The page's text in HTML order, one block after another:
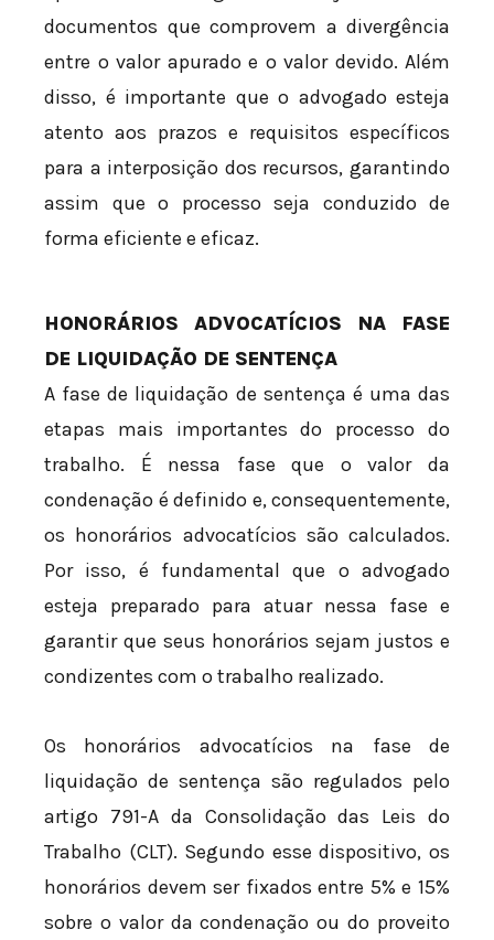
documentos que comprovem a divergência
entre o valor apurado e o valor devido. Além
disso, é importante que o advogado esteja
atento aos prazos e requisitos específicos
para a interposição dos recursos, garantindo
assim que o processo seja conduzido de
forma eficiente e eficaz.
HONORÁRIOS ADVOCATÍCIOS NA FASE
DE LIQUIDAÇÃO DE SENTENÇA
A fase de liquidação de sentença é uma das
etapas mais importantes do processo do
trabalho. É nessa fase que o valor da
condenação é definido e, consequentemente,
os honorários advocatícios são calculados.
Por isso, é fundamental que o advogado
esteja preparado para atuar nessa fase e
garantir que seus honorários sejam justos e
condizentes com o trabalho realizado.
Os honorários advocatícios na fase de
liquidação de sentença são regulados pelo
artigo 791-A da Consolidação das Leis do
Trabalho (CLT). Segundo esse dispositivo, os
honorários devem ser fixados entre 5% e 15%
sobre o valor da condenação ou do proveito